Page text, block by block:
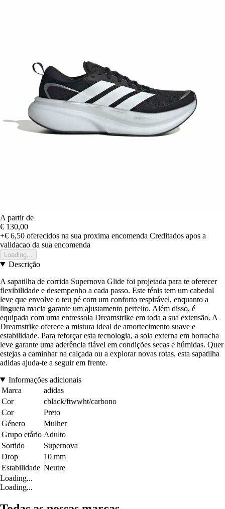
A partir de
€ 130,00
+€ 6,50 oferecidos na sua proxima encomenda Creditados apos a
validacao da sua encomenda
Loading...
Descrição
A sapatilha de corrida Supernova Glide foi projetada para te oferecer
flexibilidade e desempenho a cada passo. Este ténis tem um cabedal
leve que envolve o teu pé com um conforto respirável, enquanto a
lingueta macia garante um ajustamento perfeito. Além disso, é
equipada com uma entressola Dreamstrike em toda a sua extensão. A
Dreamstrike oferece a mistura ideal de amortecimento suave e
estabilidade. Para reforçar esta tecnologia, a sola externa em borracha
leve garante uma aderência fiável em condições secas e húmidas. Quer
estejas a caminhar na calçada ou a explorar novas rotas, esta sapatilha
adidas ajuda-te a seguir em frente.
Informações adicionais
Marca
adidas
Cor
cblack/ftwwht/carbono
Cor
Preto
Género
Mulher
Grupo etário Adulto
Sortido
Supernova
Drop
10 mm
Estabilidade Neutre
Loading...
Loading...